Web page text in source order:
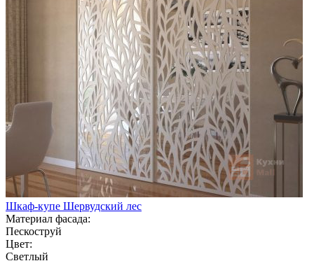
Шкаф-купе Шервудский лес
Материал фасада:
Пескоструй
Цвет:
Светлый